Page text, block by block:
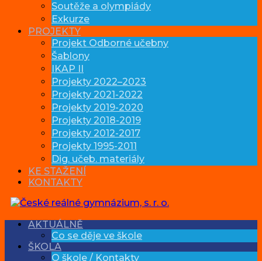
Soutěže a olympiády
Exkurze
PROJEKTY
Projekt Odborné učebny
Šablony
IKAP II
Projekty 2022–2023
Projekty 2021-2022
Projekty 2019-2020
Projekty 2018-2019
Projekty 2012-2017
Projekty 1995-2011
Dig. učeb. materiály
KE STAŽENÍ
KONTAKTY
AKTUÁLNĚ
Co se děje ve škole
ŠKOLA
O škole / Kontakty